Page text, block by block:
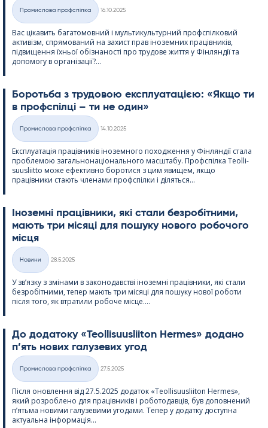
Категорії
Промислова профспілка
16.10.2025
Вас цікавить багатомовний і мультикультурний профспілковий
активізм, спрямований на захист прав іноземних працівників,
підвищення їхньої обізнаності про трудове життя у Фінляндії та
допомогу в організації?...
Боротьба з трудовою експлуатацією: «Якщо ти
в профспілці – ти не один»
Категорії
Промислова профспілка
14.10.2025
Експлуатація працівників іноземного походження у Фінляндії стала
проблемою загальнонаціонального масштабу. Профспілка Teol­li­
suus­liitto може ефективно боротися з цим явищем, якщо
працівники стають членами профспілки і діляться...
Іноземні працівники, які стали безробітними,
мають три місяці для пошуку нового робочого
місця
Категорії
Новини
28.5.2025
У зв’язку з змінами в законодавстві іноземні працівники, які стали
безробітними, тепер мають три місяці для пошуку нової роботи
після того, як втратили робоче місце....
До додатоку «Teol­li­suus­lii­ton Her­mes» додано
п’ять нових галузевих угод
Категорії
Промислова профспілка
27.5.2025
Після оновлення від 27.5.2025 додаток «Teol­li­suus­lii­ton Her­mes»,
який розроблено для працівників і роботодавців, був доповнений
п’ятьма новими галузевими угодами. Тепер у додатку доступна
актуальна інформація...